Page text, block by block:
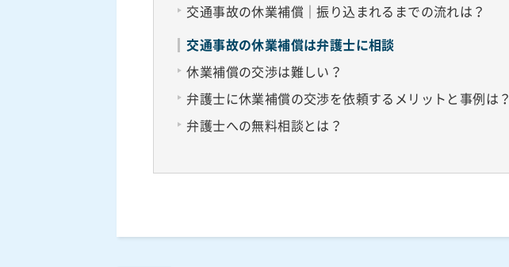
交通事故の休業補償｜振り込まれるまでの流れは？
交通事故の休業補償は弁護士に相談
休業補償の交渉は難しい？
弁護士に休業補償の交渉を依頼するメリットと事例は？
弁護士への無料相談とは？